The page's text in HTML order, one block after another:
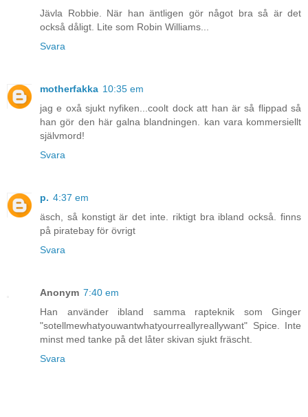
Jävla Robbie. När han äntligen gör något bra så är det
också dåligt. Lite som Robin Williams...
Svara
motherfakka 10:35 em
jag e oxå sjukt nyfiken...coolt dock att han är så flippad så
han gör den här galna blandningen. kan vara kommersiellt
självmord!
Svara
p. 4:37 em
äsch, så konstigt är det inte. riktigt bra ibland också. finns
på piratebay för övrigt
Svara
Anonym 7:40 em
Han använder ibland samma rapteknik som Ginger
"sotellmewhatyouwantwhatyourreallyreallywant" Spice. Inte
minst med tanke på det låter skivan sjukt fräscht.
Svara